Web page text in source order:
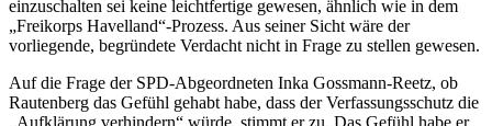
einzuschalten sei keine leichtfertige gewesen, ähnlich wie in dem
„Freikorps Havelland“-Prozess. Aus seiner Sicht wäre der
vorliegende, begründete Verdacht nicht in Frage zu stellen gewesen.
Auf die Frage der SPD-Abgeordneten Inka Gossmann-Reetz, ob
Rautenberg das Gefühl gehabt habe, dass der Verfassungsschutz die
„Aufklärung verhindern“ würde, stimmt er zu. Das Gefühl habe er